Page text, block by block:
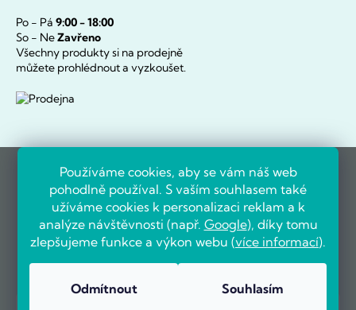
Používáme cookies, aby se vám náš web
pohodlně používal. S vaším souhlasem také
užíváme cookies k personalizaci reklam a k
analýze návštěvnosti (např. Google), díky tomu
zlepšujeme funkce a výkon webu (více informací).
Odmítnout Souhlasím
Po - Pá 9:00 - 18:00
So - NeZavřeno
Všechny produkty si na prodejně
můžete prohlédnout a vyzkoušet.